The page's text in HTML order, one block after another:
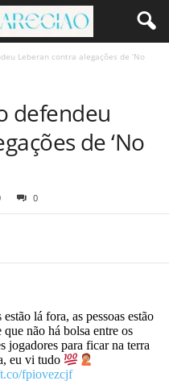
Leberan contra alegações de ‘No
defendeu
de ‘No
0
estão lá fora, as pessoas estão
que não há bolsa entre os
jogadores para ficar na terra
eu vi tudo
fpiovezcjf